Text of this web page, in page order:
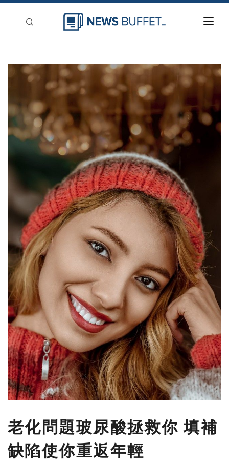
新聞稿分類
刊登
老化問題玻尿酸拯救你 填補
缺陷使你重返年輕